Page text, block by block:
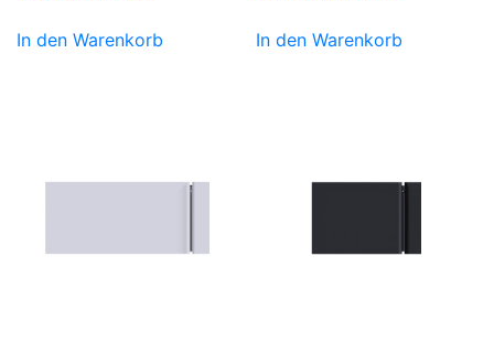
In den Warenkorb In den Warenkorb